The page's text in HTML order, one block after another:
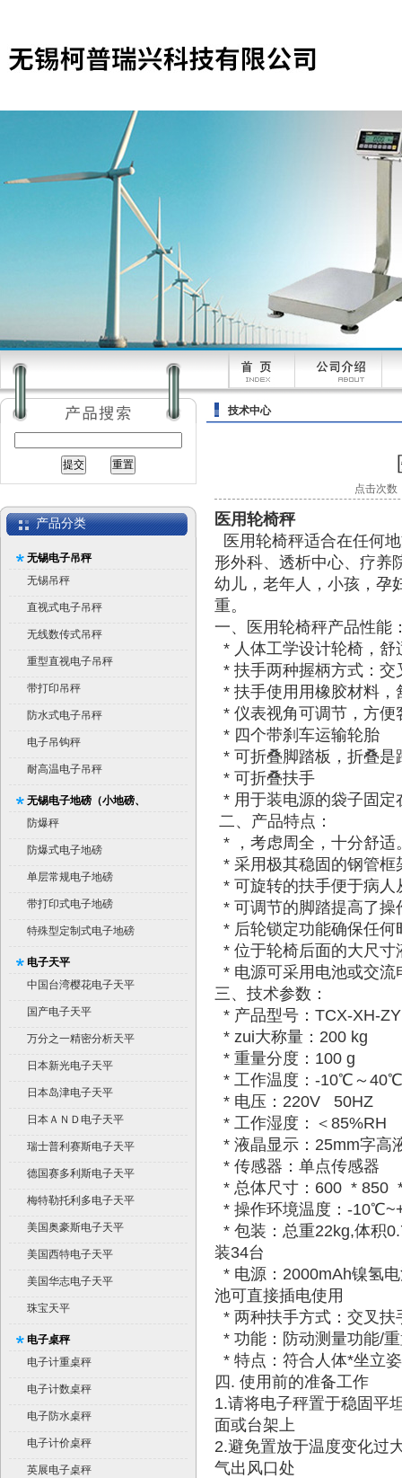
产品分类
无锡电子吊秤
无锡吊秤
直视式电子吊秤
无线数传式吊秤
重型直视电子吊秤
带打印吊秤
防水式电子吊秤
电子吊钩秤
耐高温电子吊秤
无锡电子地磅（小地磅、
平台秤）
防爆秤
防爆式电子地磅
单层常规电子地磅
带打印式电子地磅
特殊型定制式电子地磅
电子天平
中国台湾樱花电子天平
国产电子天平
万分之一精密分析天平
日本新光电子天平
日本岛津电子天平
日本ＡＮＤ电子天平
瑞士普利赛斯电子天平
德国赛多利斯电子天平
梅特勒托利多电子天平
美国奥豪斯电子天平
美国西特电子天平
美国华志电子天平
珠宝天平
电子桌秤
电子计重桌秤
电子计数桌秤
电子防水桌秤
电子计价桌秤
英展电子桌秤
技术中心
点击次数
医用轮椅秤
医用轮椅秤适合在任何
形外科、透析中心、疗养
幼儿，老年人，小孩，孕
重。
一、医用轮椅秤产品性能
* 人体工学设计轮椅，舒
* 扶手两种握柄方式：
* 扶手使用用橡胶材料，
* 仪表视角可调节，方便
* 四个带刹车运输轮胎
* 可折叠脚踏板，折叠是
* 可折叠扶手
* 用于装电源的袋子固
二、产品特点：
* ，考虑周全，十分舒适
* 采用极其稳固的钢管
* 可旋转的扶手便于病
* 可调节的脚踏提高了操
* 后轮锁定功能确保任
* 位于轮椅后面的大尺
* 电源可采用电池或交
三、技术参数：
* 产品型号：TCX-XH-ZY
* zui大称量：200 kg
* 重量分度：100 g
* 工作温度：-10℃～
* 电压：220V 50HZ
* 工作湿度：＜85%RH
* 液晶显示：25mm字高
* 传感器：单点传感器
* 总体尺寸：600 * 850
* 操作环境温度：-
* 包装：总重22kg,体积
装34台
* 电源：2000mAh镍氢
池可直接插电使用
* 两种扶手方式：交叉扶
* 功能：防动测量功能/
* 特点：符合人体*坐立
四. 使用前的准备工作
1.请将电子秤置于稳固平
面或台架上
2.避免置放于温度变化过
气出风口处